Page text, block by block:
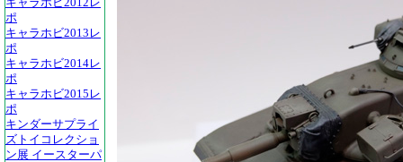
キャラホビ2012レ
ポ
キャラホビ2013レ
ポ
キャラホビ2014レ
ポ
キャラホビ2015レ
ポ
キンダーサプライ
ズトイコレクショ
ン展 イースターパ